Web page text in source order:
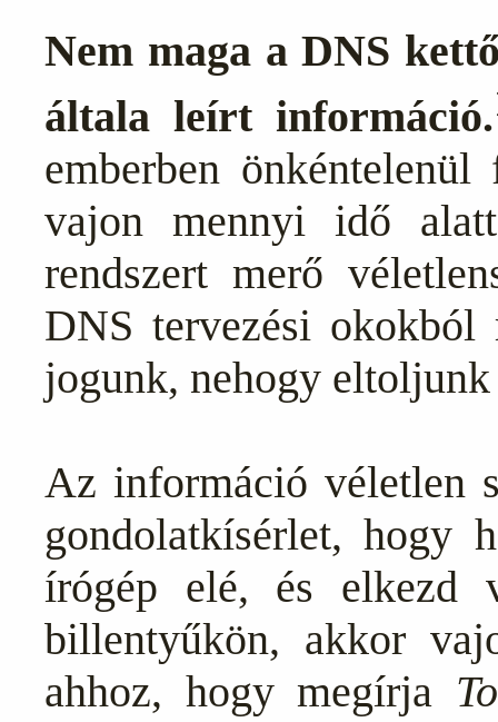
Nem maga a DNS
általa leírt információ.
emberben
vajon mennyi idő
rendszert merő
DNS tervezési
jogunk, nehogy
Az információ véletlen
gondolatkísérlet, hogy
írógép elé, és elkezd
billentyűkön, akkor
ahhoz, hogy megírja